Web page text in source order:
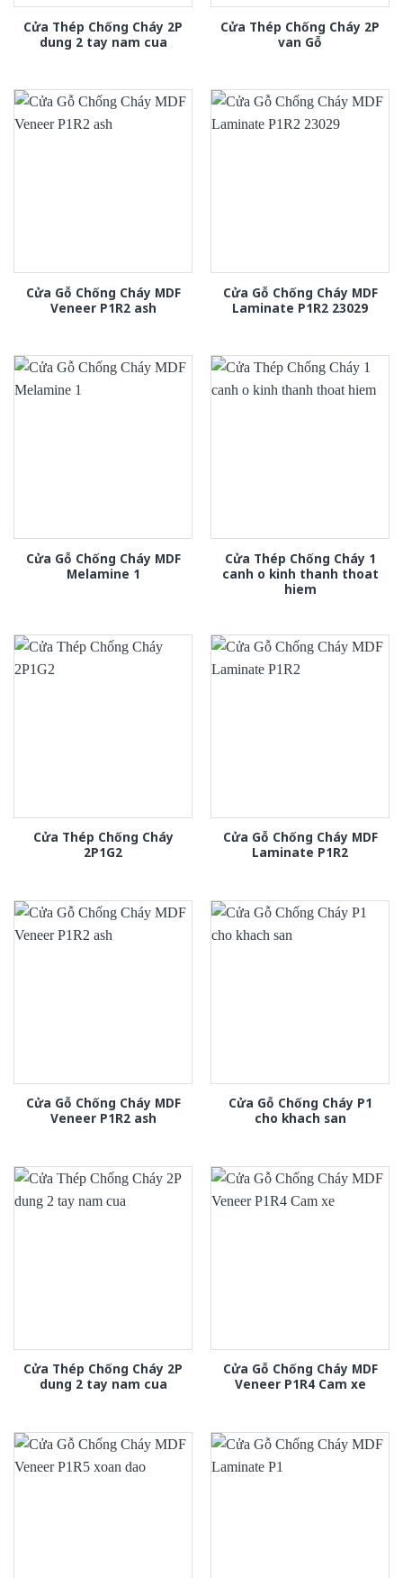
Cửa Thép Chống Cháy 2P
dung 2 tay nam cua
Cửa Thép Chống Cháy 2P
van Gỗ
Cửa Gỗ Chống Cháy MDF
Veneer P1R2 ash
Cửa Gỗ Chống Cháy MDF
Laminate P1R2 23029
Cửa Gỗ Chống Cháy MDF
Melamine 1
Cửa Thép Chống Cháy 1
canh o kinh thanh thoat
hiem
Cửa Thép Chống Cháy
2P1G2
Cửa Gỗ Chống Cháy MDF
Laminate P1R2
Cửa Gỗ Chống Cháy MDF
Veneer P1R2 ash
Cửa Gỗ Chống Cháy P1
cho khach san
Cửa Thép Chống Cháy 2P
dung 2 tay nam cua
Cửa Gỗ Chống Cháy MDF
Veneer P1R4 Cam xe